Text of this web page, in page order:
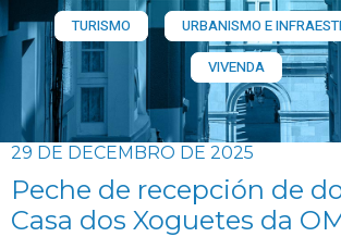
TURISMO
URBANISMO E
VIVENDA
29 DE DECEMBRO DE 2025
Peche de recepción de
Casa dos Xoguetes da